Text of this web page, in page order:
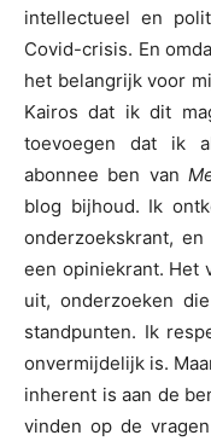
intellectueel en
Covid-crisis. En
het belangrijk voor
Kairos dat ik dit
toevoegen dat ik
abonnee ben van
blog bijhoud. Ik
onderzoekskrant,
een opiniekrant. Het
uit, onderzoeken
standpunten. Ik
onvermijdelijk is.
inherent is aan de
vinden op de